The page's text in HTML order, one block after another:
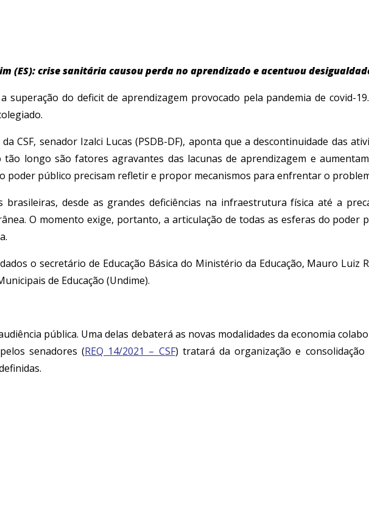
(ES): crise sanitária causou perda no aprendizado e acentuou
do deficit de aprendizagem provocado pela pandemia de covid-19.
CSF, senador Izalci Lucas (PSDB-DF), aponta que a descontinuidade das
longo são fatores agravantes das lacunas de aprendizagem e
poder público precisam refletir e propor mecanismos para enfrentar o
brasileiras, desde as grandes deficiências na infraestrutura física até a
O momento exige, portanto, a articulação de todas as esferas do poder
o secretário de Educação Básica do Ministério da Educação, Mauro Luiz
de Educação (Undime).
pública. Uma delas debaterá as novas modalidades da economia
senadores (REQ 14/2021 – CSF) tratará da organização e